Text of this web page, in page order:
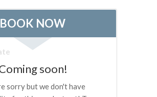
考古学博物馆
宝石加工博物馆
伽利略博物馆